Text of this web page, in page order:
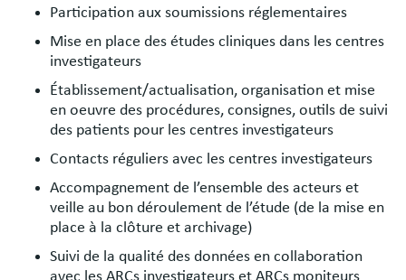
Participation aux soumissions réglementaires
Mise en place des études cliniques dans les centres
investigateurs
Établissement/actualisation, organisation et mise
en oeuvre des procédures, consignes, outils de suivi
des patients pour les centres investigateurs
Contacts réguliers avec les centres investigateurs
Accompagnement de l’ensemble des acteurs et
veille au bon déroulement de l’étude (de la mise en
place à la clôture et archivage)
Suivi de la qualité des données en collaboration
avec les ARCs investigateurs et ARCs moniteurs